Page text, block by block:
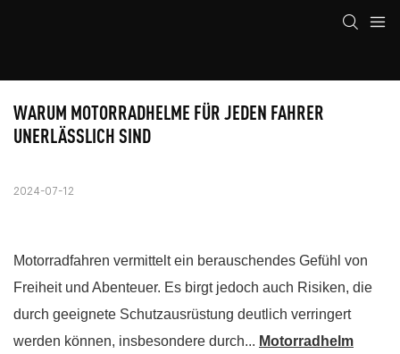
WARUM MOTORRADHELME FÜR JEDEN FAHRER
UNERLÄSSLICH SIND
2024-07-12
Motorradfahren vermittelt ein berauschendes Gefühl von
Freiheit und Abenteuer. Es birgt jedoch auch Risiken, die
durch geeignete Schutzausrüstung deutlich verringert
werden können, insbesondere durch... Motorradhelm